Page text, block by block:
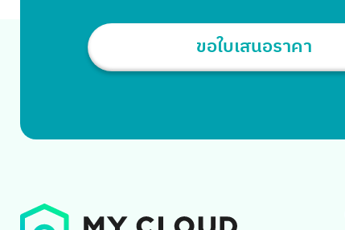
ขอใบเสนอราคา